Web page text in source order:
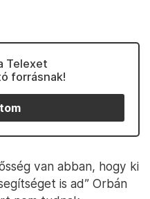
Telexet
forrásnak!
van abban, hogy ki
is ad” Orbán